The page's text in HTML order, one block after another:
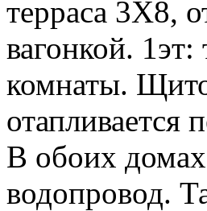
терраса 3Х8,
вагонкой.
комнаты.
отапливается
В обоих
водопровод.